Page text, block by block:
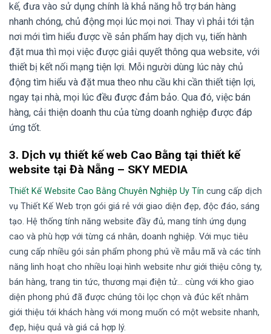
kế, đưa vào sử dụng chính là khả năng hỗ trợ bán hàng
nhanh chóng, chủ động mọi lúc mọi nơi. Thay vì phải tới tận
nơi mới tìm hiểu được về sản phẩm hay dịch vụ, tiến hành
đặt mua thì mọi việc được giải quyết thông qua website, với
thiết bị kết nối mạng tiện lợi. Mỗi người dùng lúc này chủ
động tìm hiểu và đặt mua theo nhu cầu khi cần thiết tiện lợi,
ngay tại nhà, mọi lúc đều được đảm bảo. Qua đó, việc bán
hàng, cải thiện doanh thu của từng doanh nghiệp được đáp
ứng tốt.
3. Dịch vụ thiết kế web Cao Bằng tại thiết kế
website tại Đà Nẵng – SKY MEDIA
Thiết Kế Website Cao Bằng Chuyên Nghiệp Uy Tín cung cấp dịch
vụ Thiết Kế Web trọn gói giá rẻ với giao diện đẹp, độc đáo, sáng
tạo. Hệ thống tính năng website đầy đủ, mang tính ứng dụng
cao và phù hợp với từng cá nhân, doanh nghiệp. Với mục tiêu
cung cấp nhiều gói sản phẩm phong phú về mẫu mã và các tính
năng linh hoạt cho nhiều loại hình website như giới thiệu công ty,
bán hàng, trang tin tức, thương mại điện tử… cùng với kho giao
diện phong phú đã được chúng tôi lọc chọn và đúc kết nhằm
giới thiệu tới khách hàng với mong muốn có một website nhanh,
đẹp, hiệu quả và giá cả hợp lý.